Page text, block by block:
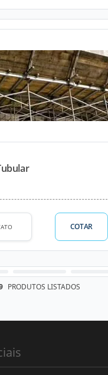
COTAR
PRODUTOS LISTADOS